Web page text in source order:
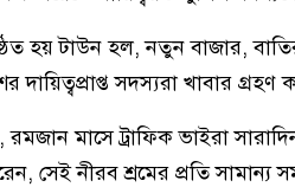
হয় টাউন হল, নতুন বাজার,
সদস্যরা খাবার
মাসে ট্রাফিক ভাইরা
সেই নীরব শ্রমের প্রতি